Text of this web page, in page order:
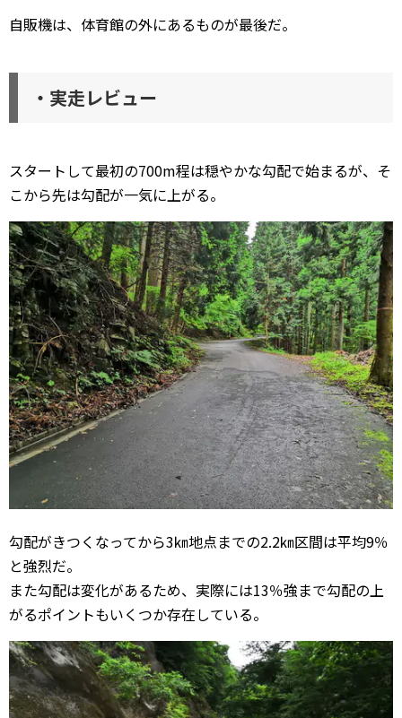
自販機は、体育館の外にあるものが最後だ。
・実走レビュー
スタートして最初の700m程は穏やかな勾配で始まるが、そ
こから先は勾配が一気に上がる。
勾配がきつくなってから3㎞地点までの2.2㎞区間は平均9％
と強烈だ。
また勾配は変化があるため、実際には13％強まで勾配の上
がるポイントもいくつか存在している。